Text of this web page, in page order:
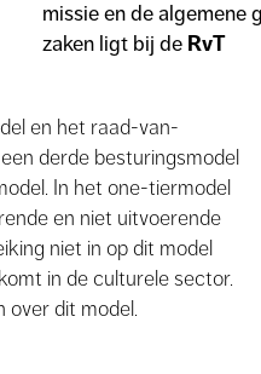
missie en de algemene
zaken ligt bij de RvT
en het raad-van-
derde besturingsmodel
In het one-tiermodel
en niet uitvoerende
niet in op dit model
in de culturele sector.
over dit model.